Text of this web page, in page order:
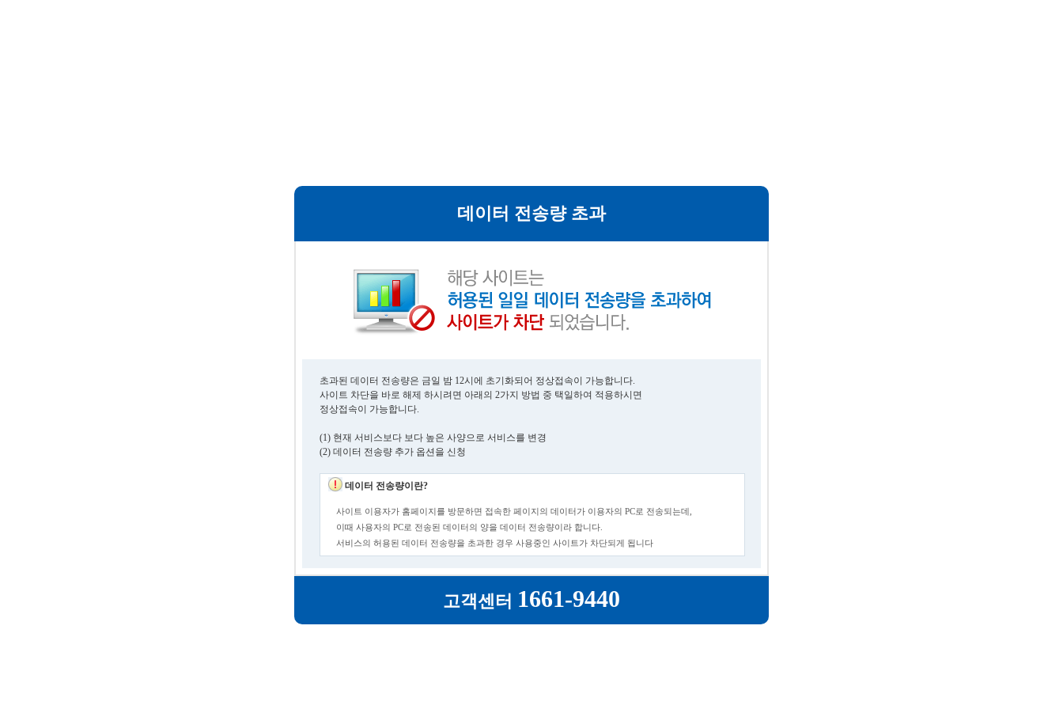
데이터 전송량 초과
초과된 데이터 전송량은 금일 밤 12시에 초기화되어 정상접속이 가능합니다.
사이트 차단을 바로 해제 하시려면 아래의 2가지 방법 중 택일하여 적용하시면
정상접속이 가능합니다.
(1) 현재 서비스보다 보다 높은 사양으로 서비스를 변경
(2) 데이터 전송량 추가 옵션을 신청
데이터 전송량이란?
사이트 이용자가 홈페이지를 방문하면 접속한 페이지의 데이터가 이용자의 PC로 전송되는데,
이때 사용자의 PC로 전송된 데이터의 양을 데이터 전송량이라 합니다.
서비스의 허용된 데이터 전송량을 초과한 경우 사용중인 사이트가 차단되게 됩니다
고객센터 1661-9440